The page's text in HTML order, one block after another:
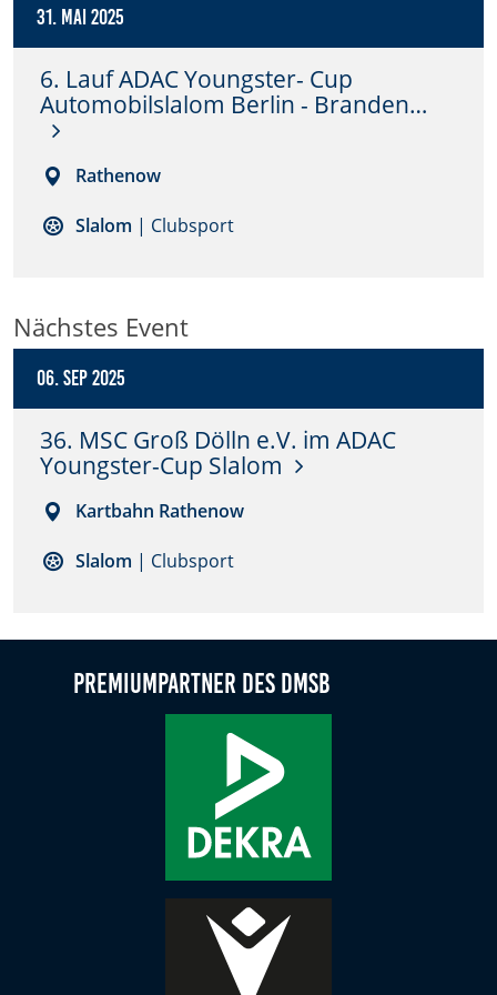
31. Mai 2025
6. Lauf ADAC Youngster- Cup
Automobilslalom Berlin - Branden…
Rathenow
Slalom | Clubsport
Nächstes Event
06. Sep 2025
36. MSC Groß Dölln e.V. im ADAC
Youngster-Cup Slalom
Kartbahn Rathenow
Slalom | Clubsport
Premiumpartner des DMSB
Zweck:
verwendeten Hintergrundbildern der Website.
24 Stunden
cookie_consent
Anbieter:
DMSB
Zweck:
Einstellungen.
12 Monate
Cookies, die der Sammlung von Informationen und
Erstellung von Berichten über die Website-
Nutzungsstatistik dienen, ohne dass einzelne
Besucher persönlich identifiziert werden können.
Google Analytics